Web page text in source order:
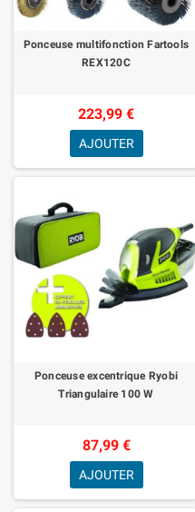
Ponceuse multifonction Fartools
REX120C
223,99 €
AJOUTER
Ponceuse excentrique Ryobi
Triangulaire 100 W
87,99 €
AJOUTER